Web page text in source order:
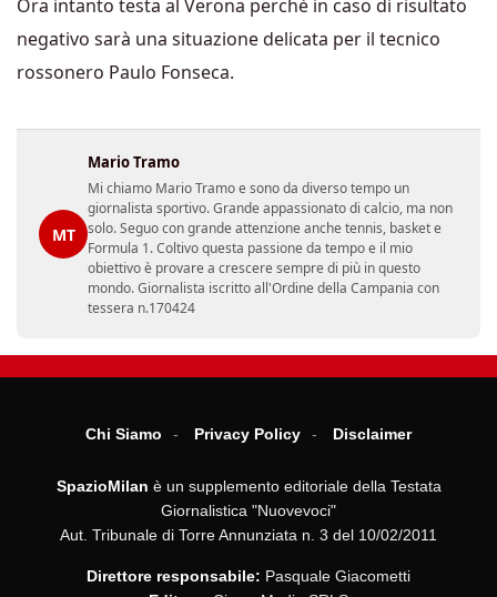
Ora intanto testa al Verona perchè in caso di risultato
negativo sarà una situazione delicata per il tecnico
rossonero Paulo Fonseca.
MT
Mario Tramo
Mi chiamo Mario Tramo e sono da diverso tempo un
giornalista sportivo. Grande appassionato di calcio, ma non
solo. Seguo con grande attenzione anche tennis, basket e
Formula 1. Coltivo questa passione da tempo e il mio
obiettivo è provare a crescere sempre di più in questo
mondo. Giornalista iscritto all'Ordine della Campania con
tessera n.170424
Chi Siamo Privacy Policy Disclaimer
SpazioMilan è un supplemento editoriale della Testata
Giornalistica "Nuovevoci"
Aut. Tribunale di Torre Annunziata n. 3 del 10/02/2011
Direttore responsabile: Pasquale Giacometti